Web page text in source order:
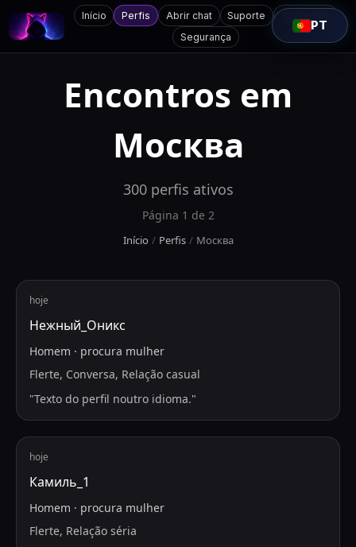
Início Perfis Abrir chat Suporte
Segurança
PT
Encontros em
Москва
300 perfis ativos
Página 1 de 2
Início / Perfis / Москва
hoje
Нежный_Оникс
Homem · procura mulher
Flerte, Conversa, Relação casual
"Texto do perfil noutro idioma."
hoje
Камиль_1
Homem · procura mulher
Flerte, Relação séria